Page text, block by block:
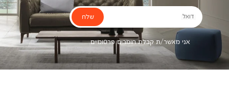
דואל
אני מאשר/ת קבלת חומרים פרסומיים
שלח